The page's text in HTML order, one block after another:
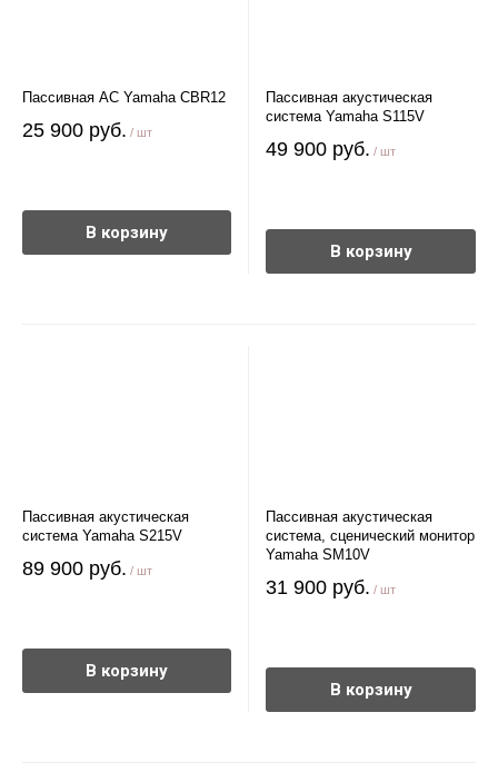
Пассивная АС Yamaha CBR12
25 900 руб. / шт
В корзину
Пассивная акустическая
система Yamaha S115V
49 900 руб. / шт
В корзину
Пассивная акустическая
система Yamaha S215V
89 900 руб. / шт
В корзину
Пассивная акустическая
система, сценический монитор
Yamaha SM10V
31 900 руб. / шт
В корзину